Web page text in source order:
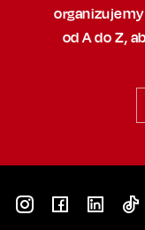
organizujemy
od A do Z,